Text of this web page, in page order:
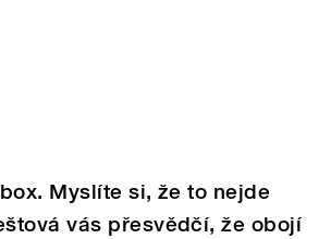
Myslíte si, že to nejde
vás přesvědčí, že obojí